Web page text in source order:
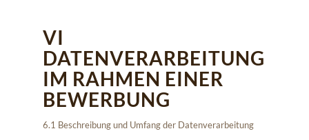
VI
DATENVERARBEITUNG
IM RAHMEN EINER
BEWERBUNG
6.1 Beschreibung und Umfang der Datenverarbeitung